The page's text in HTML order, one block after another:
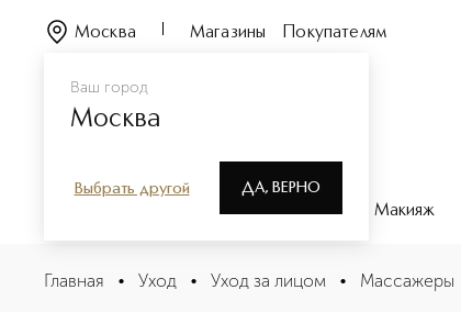
Ваш город
Москва
Выбрать другой ДА, ВЕРНО
Москва Магазины Покупателям
Парфюмерия Макияж
UFO 2 Девайс для интенсивного ухода за кожей
Главная • Уход • Уход за лицом • Массажеры